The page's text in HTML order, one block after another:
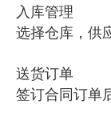
入库管理
选择仓库，供
送货订单
签订合同订单